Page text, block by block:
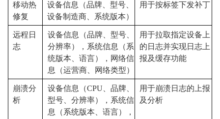
移动热
修复
设备信息（品牌、型号、
设备制造商、系统版本）
用于按标签下发补丁
远程日
志
设备信息（品牌、型号、
分辨率）
， 系统信息（系
统版本、语言）
， 网络信
息（运营商、网络类型）
用于拉取指定设备上
的日志并实现日志上
报及缓存功能
崩溃分
析
设备信息（CPU 、品牌、
型号
分辨率） ， 系统信
息（系统版本
语言）
，
用于崩溃日志的上报
及分析